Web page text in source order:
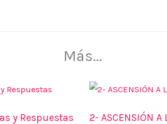
Más...
y Respuestas 2- ASCENSIÓN